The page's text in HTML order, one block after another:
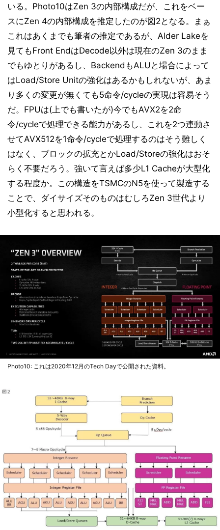
いる。Photo10はZen 3の内部構成だが、これをベー
スにZen 4の内部構成を推定したのが図2となる。まぁ
これはあくまでも筆者の推定であるが、Alder Lakeを
見てもFront EndはDecode以外は現在のZen 3のまま
でもゆとりがあるし、BackendもALUと場合によって
はLoad/Store Unitの強化はあるかもしれないが、あま
り多くの変更が無くても5命令/cycleの実現は容易そう
だ。FPUは(上でも書いたが)今でもAVX2を2命
令/cycleで処理できる能力があるし、これを2つ連動さ
せてAVX512を1命令/cycleで処理するのはそう難しく
はなく、ブロックの拡充とかLoad/Storeの強化はおそ
らく不要だろう。強いて言えば多少L1 Cacheが大型化
する程度か。この構造をTSMCのN5を使って製造する
ことで、ダイサイズそのものはむしろZen 3世代より
小型化すると思われる。
Photo10: これは2020年12月のTech Dayで公開された資料。